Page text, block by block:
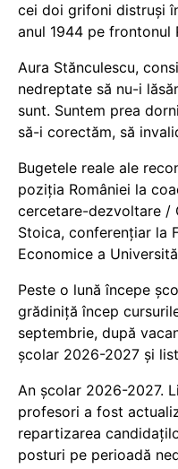
cei doi grifoni distruși
anul 1944 pe frontonul
Aura Stănculescu,
nedreptate să nu-i
sunt. Suntem prea
să-i corectăm, să
Bugetele reale ale
poziția României la
cercetare-dezvoltare /
Stoica, conferențiar la
Economice a
Peste o lună începe
grădiniță încep
septembrie, după
școlar 2026-2027 și
An școlar 2026-2027.
profesori a fost
repartizarea
posturi pe perioadă